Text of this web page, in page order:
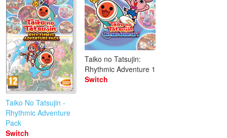
Taiko No Tatsujin -
Rhythmic Adventure
Pack
Switch
Taiko no Tatsujin:
Rhythmic Adventure 1
Switch